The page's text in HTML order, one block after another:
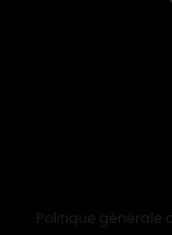
Politique générale